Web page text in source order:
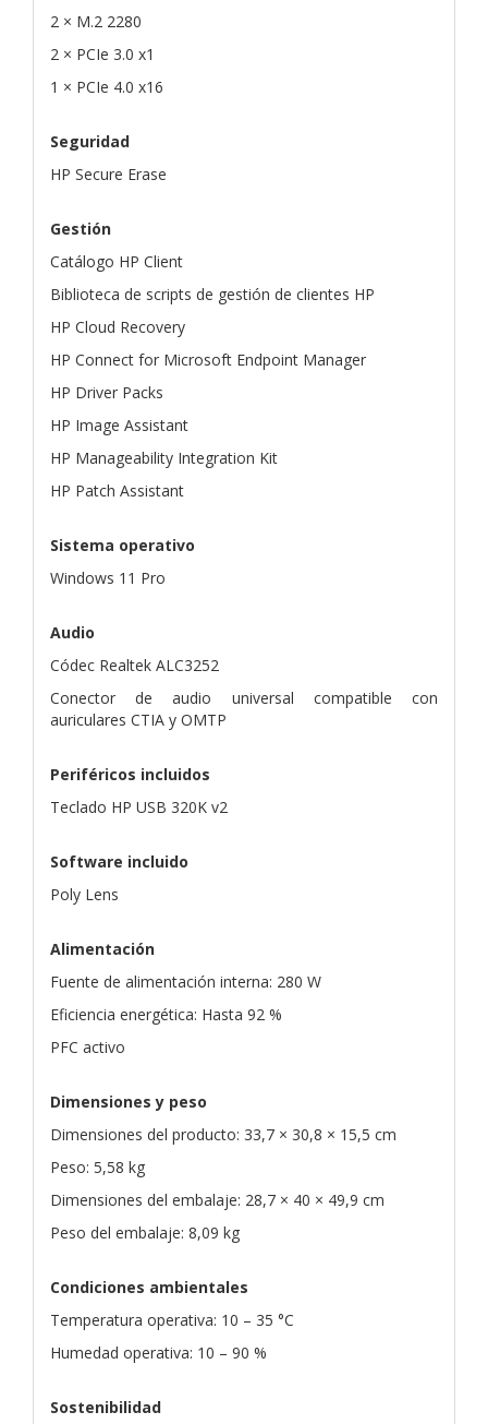
2 × M.2 2280
2 × PCIe 3.0 x1
1 × PCIe 4.0 x16
Seguridad
HP Secure Erase
Gestión
Catálogo HP Client
Biblioteca de scripts de gestión de clientes HP
HP Cloud Recovery
HP Connect for Microsoft Endpoint Manager
HP Driver Packs
HP Image Assistant
HP Manageability Integration Kit
HP Patch Assistant
Sistema operativo
Windows 11 Pro
Audio
Códec Realtek ALC3252
Conector de audio universal compatible con
auriculares CTIA y OMTP
Periféricos incluidos
Teclado HP USB 320K v2
Software incluido
Poly Lens
Alimentación
Fuente de alimentación interna: 280 W
Eficiencia energética: Hasta 92 %
PFC activo
Dimensiones y peso
Dimensiones del producto: 33,7 × 30,8 × 15,5 cm
Peso: 5,58 kg
Dimensiones del embalaje: 28,7 × 40 × 49,9 cm
Peso del embalaje: 8,09 kg
Condiciones ambientales
Temperatura operativa: 10 – 35 °C
Humedad operativa: 10 – 90 %
Sostenibilidad